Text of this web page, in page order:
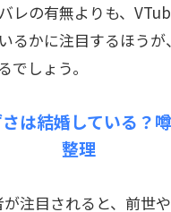
レの有無よりも、
るかに注目するほう
でしょう。
は結婚している？
整理
注目されると、前世